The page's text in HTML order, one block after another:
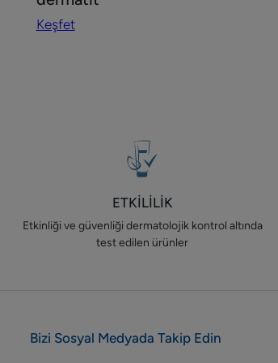
ve
kontakt
Keşfet
ETKİLİLİK
Etkinliği ve güvenliği dermatolojik kontrol altında
test edilen ürünler
Bizi Sosyal Medyada Takip Edin